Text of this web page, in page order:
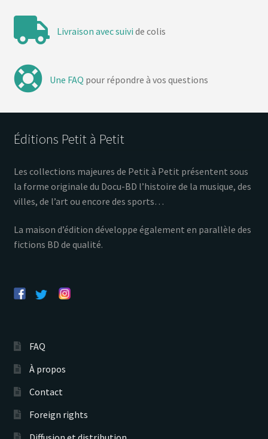
Livraison avec suivi de colis
Une FAQ pour répondre à vos questions
Éditions Petit à Petit
Les collections majeures de Petit à Petit présentent sous
la forme originale du Docu-BD l’histoire de la musique, des
villes, de l’art ou encore des sports…
La maison d’édition développe également en parallèle des
fictions BD de qualité.
FAQ
À propos
Contact
Foreign rights